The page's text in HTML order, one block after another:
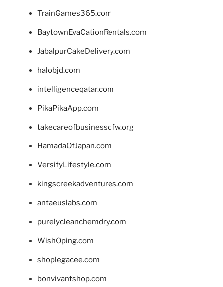
TrainGames365.com
BaytownEvaCationRentals.com
JabalpurCakeDelivery.com
halobjd.com
intelligenceqatar.com
PikaPikaApp.com
takecareofbusinessdfw.org
HamadaOfJapan.com
VersifyLifestyle.com
kingscreekadventures.com
antaeuslabs.com
purelycleanchemdry.com
WishOping.com
shoplegacee.com
bonvivantshop.com